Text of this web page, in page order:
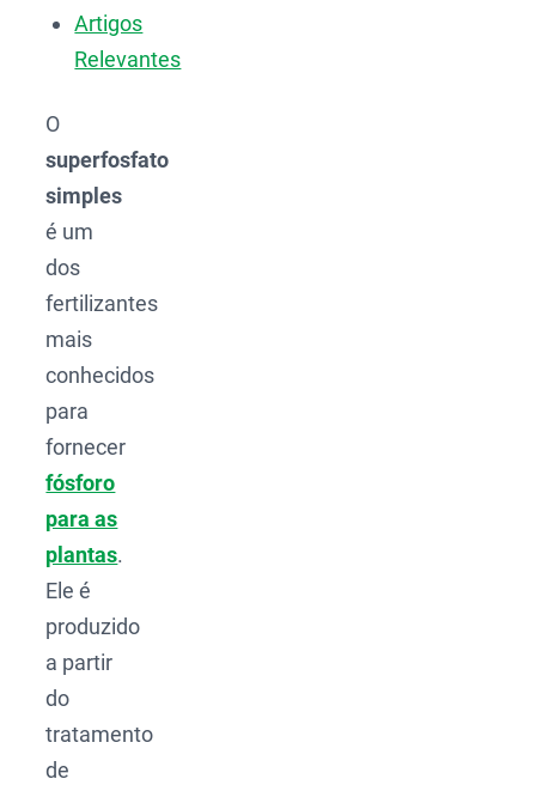
Artigos
Relevantes
O
superfosfato
simples
é um
dos
fertilizantes
mais
conhecidos
para
fornecer
fósforo
para as
plantas.
Ele é
produzido
a partir
do
tratamento
de